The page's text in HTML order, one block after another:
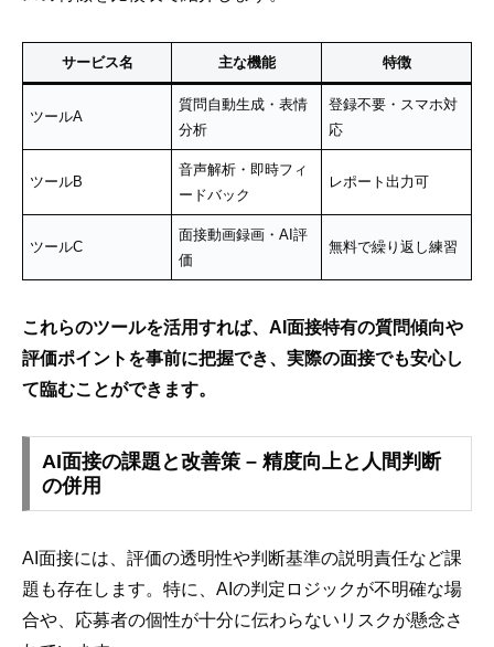
サービス名 主な機能 特徴
ツールA
質問自動生成・表情
分析
登録不要・スマホ対
応
ツールB
音声解析・即時フィ
ードバック
レポート出力可
ツールC
面接動画録画・AI評
価
無料で繰り返し練習
これらのツールを活用すれば、AI面接特有の質問傾向や
評価ポイントを事前に把握でき、実際の面接でも安心し
て臨むことができます。
AI面接の課題と改善策 – 精度向上と人間判断
の併用
AI面接には、評価の透明性や判断基準の説明責任など課
題も存在します。特に、AIの判定ロジックが不明確な場
合や、応募者の個性が十分に伝わらないリスクが懸念さ